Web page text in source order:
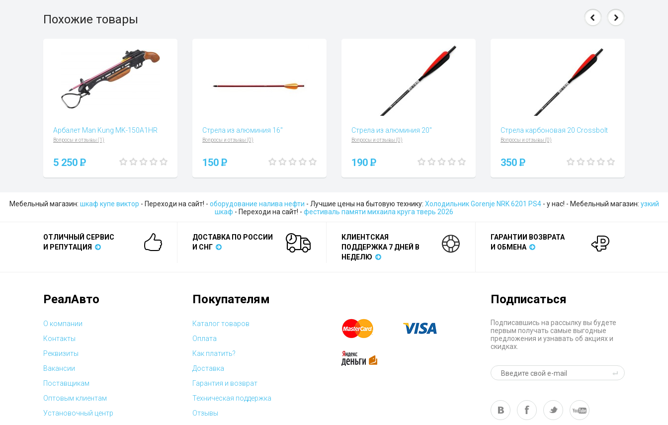
Похожие товары
Арбалет Man Kung MK-150A1HR
Вопросы и отзывы (1)
5 250 P
Стрела из алюминия 16"
Вопросы и отзывы (0)
150 P
Стрела из алюминия 20"
Вопросы и отзывы (0)
190 P
Стрела карбоновая 20 Crossbolt
Вопросы и отзывы (0)
350 P
Мебельный магазин: шкаф купе виктор - Переходи на сайт! - оборудование налива нефти - Лучшие цены на бытовую технику: Холодильник Gorenje NRK 6201 PS4- у нас! - Мебельный магазин: узкий
шкаф - Переходи на сайт! - фестиваль памяти михаила круга тверь 2026
ОТЛИЧНЫЙ СЕРВИС
И РЕПУТАЦИЯ
ДОСТАВКА ПО РОССИИ
И СНГ
КЛИЕНТСКАЯ
ПОДДЕРЖКА 7 ДНЕЙ В
НЕДЕЛЮ
ГАРАНТИИ ВОЗВРАТА
И ОБМЕНА
РеалАвто
О компании
Контакты
Реквизиты
Вакансии
Поставщикам
Оптовым клиентам
Установочный центр
Покупателям
Каталог товаров
Оплата
Как платить?
Доставка
Гарантия и возврат
Техническая поддержка
Отзывы
Подписаться
Подписавшись на рассылку вы будете
первым получать самые выгодные
предложения и узнавать об акциях и
скидках.